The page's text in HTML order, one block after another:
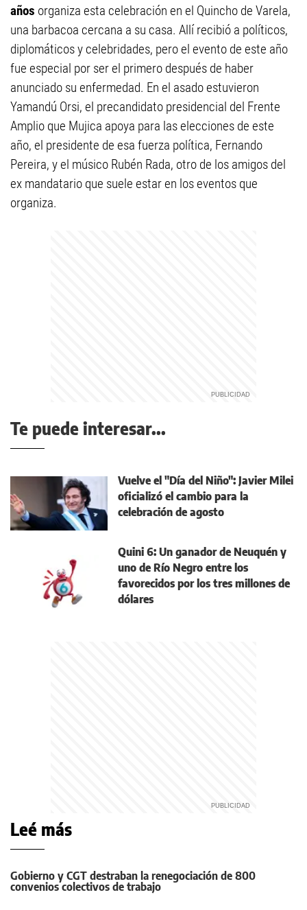
años organiza esta celebración en el Quincho de Varela,
una barbacoa cercana a su casa. Allí recibió a políticos,
diplomáticos y celebridades, pero el evento de este año
fue especial por ser el primero después de haber
anunciado su enfermedad. En el asado estuvieron
Yamandú Orsi, el precandidato presidencial del Frente
Amplio que Mujica apoya para las elecciones de este
año, el presidente de esa fuerza política, Fernando
Pereira, y el músico Rubén Rada, otro de los amigos del
ex mandatario que suele estar en los eventos que
organiza.
Te puede interesar...
Vuelve el "Día del Niño": Javier Milei
oficializó el cambio para la
celebración de agosto
Quini 6: Un ganador de Neuquén y
uno de Río Negro entre los
favorecidos por los tres millones de
dólares
Leé más
Gobierno y CGT destraban la renegociación de 800
convenios colectivos de trabajo